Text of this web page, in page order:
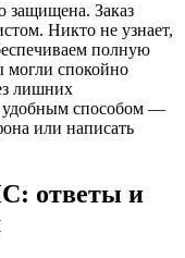
защищена. Заказ
Никто не узнает,
полную
могли спокойно
лишних
удобным способом —
или написать
ответы и